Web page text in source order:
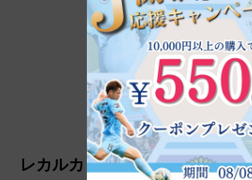
レカルカ DREX FVC5バブルパ